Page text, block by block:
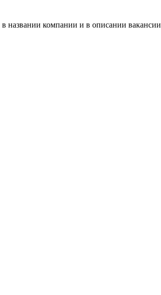
названии компании и в описании вакансии